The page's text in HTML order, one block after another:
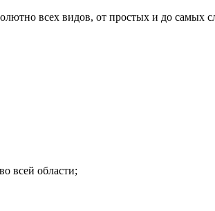
всех видов, от простых и до
всей области;